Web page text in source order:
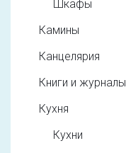
Шкафы
Камины
Канцелярия
Книги и журналы
Кухня
Кухни